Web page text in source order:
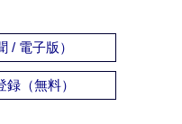
/ 電子版）
（無料）